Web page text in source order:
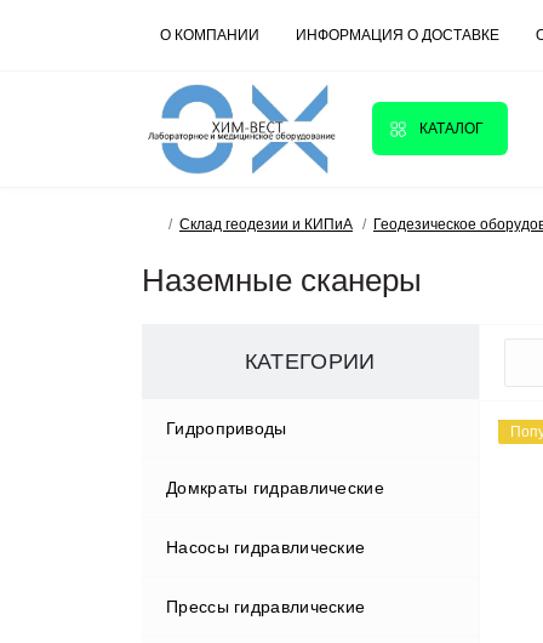
О КОМПАНИИ ИНФОРМАЦИЯ О ДОСТАВКЕ
КАТАЛОГ
Склад геодезии и КИПиА Геодезическое
Наземные сканеры
КАТЕГОРИИ
Гидроприводы
Домкраты гидравлические
Насосы гидравлические
Прессы гидравлические